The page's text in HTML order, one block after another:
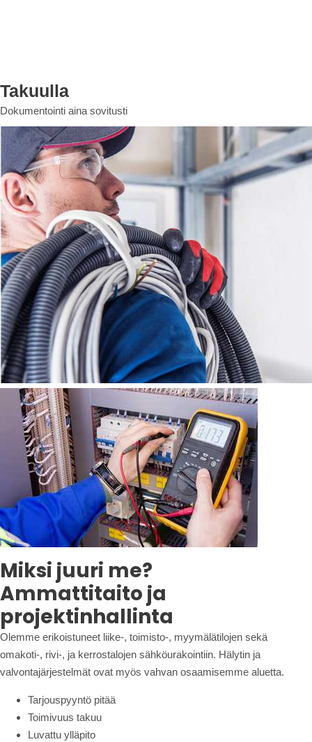
Takuulla
Dokumentointi aina sovitusti
Miksi juuri me?
Ammattitaito ja
projektinhallinta
Olemme erikoistuneet liike-, toimisto-, myymälätilojen sekä
omakoti-, rivi-, ja kerrostalojen sähköurakointiin. Hälytin ja
valvontajärjestelmät ovat myös vahvan osaamisemme aluetta.
Tarjouspyyntö pitää
Toimivuus takuu
Luvattu ylläpito